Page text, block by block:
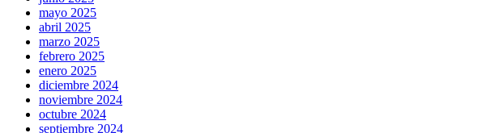
mayo 2025
abril 2025
marzo 2025
febrero 2025
enero 2025
diciembre 2024
noviembre 2024
octubre 2024
septiembre 2024